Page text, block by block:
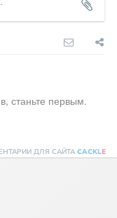
станьте первым.
ДЛЯ САЙТА CACKLE